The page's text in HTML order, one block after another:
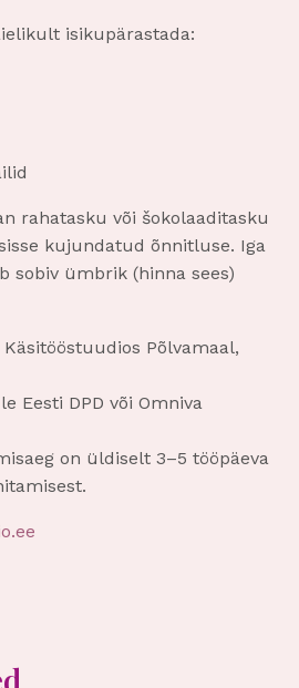
isikupärastada:
rahatasku või šokolaaditasku
kujundatud õnnitluse. Iga
sobiv ümbrik (hinna sees)
Põlvamaal,
Eesti DPD või Omniva
on üldiselt 3–5 tööpäeva